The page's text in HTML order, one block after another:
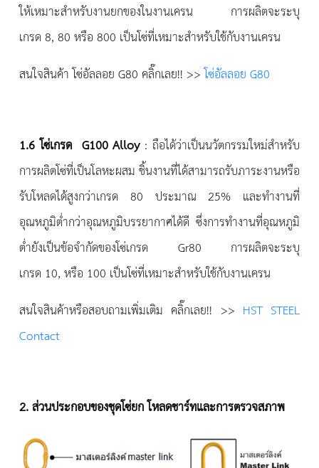
ให้เหมาะสำหรับงานยกของในงานเครน การผลิตจะระบุ
เกรด 8, 80 หรือ 800 เป็นโซ่ที่เหมาะสำหรับใช้กับงานเครน
สนใจสินค้า โซ่อัลลอย G80 คลิ๊กเลย!! >>โซ่อัลลอย G80
1.6 โซ่เกรด G100 Alloy: ถือได้ว่าเป็นนวัตกรรมใหม่สำหรับ
การผลิตโซ่ที่เป็นโลหะผสม ชิ้นงานที่ได้สามารถรับภาระงานหรือ
รับโหลดได้สูงกว่าเกรด 80 ประมาณ 25% และทำงานที่
อุณหภูมิต่ำกว่าอุณหภูมิบรรยากาศได้ดี ซึ่งการทำงานที่อุณหภูมิ
ต่ำยังเป็นข้อจำกัดของโซ่เกรด Gr80 การผลิตจะระบุ
เกรด 10, หรือ 100 เป็นโซ่ที่เหมาะสำหรับใช้กับงานเครน
สนใจสินค้าหรือสอบถามเพิ่มเติม คลิ๊กเลย!! >> HST STEEL
Contact
2. ส่วนประกอบของชุดโซ่ยก โหลดชาร์ทและการตรวจสภาพ